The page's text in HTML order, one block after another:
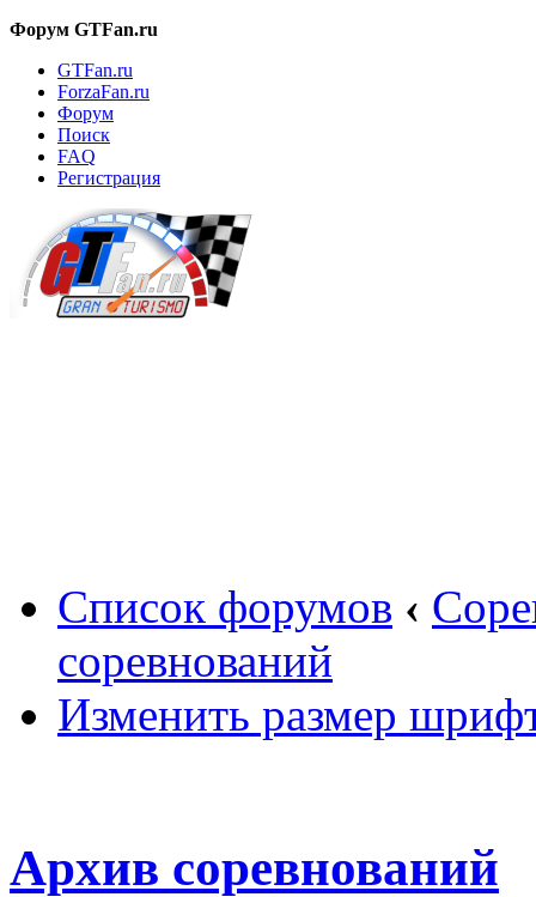
Форум GTFan.ru
GTFan.ru
ForzaFan.ru
Форум
Поиск
FAQ
Регистрация
Список форумов ‹
соревнований
Изменить размер
Архив соревнований